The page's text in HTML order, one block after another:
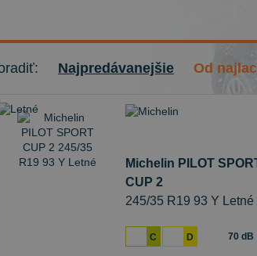
Najpredávanejšie Od
Michelin PILOT
CUP 2
245/35 R19 93 Y Letné
C D 70 dB